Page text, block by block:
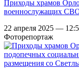
Приходы храмов
военнослужащих
22 апреля 2025 —
Фоторепортаж